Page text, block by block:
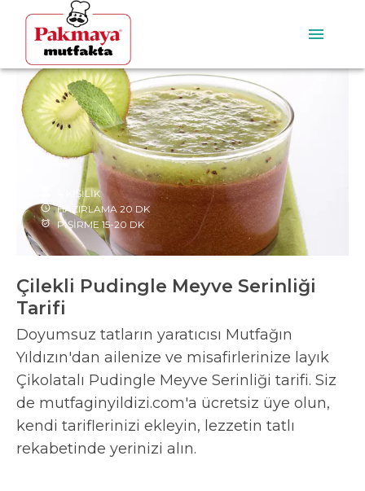
KİŞİLİK
HAZIRLAMA 20 DK
PİŞİRME 15-20 DK
Çilekli Pudingle Meyve Serinliği
Tarifi
Doyumsuz tatların yaratıcısı Mutfağın
Yıldızın'dan ailenize ve misafirlerinize layık
Çikolatalı Pudingle Meyve Serinliği tarifi. Siz
de mutfaginyildizi.com'a ücretsiz üye olun,
kendi tariflerinizi ekleyin, lezzetin tatlı
rekabetinde yerinizi alın.